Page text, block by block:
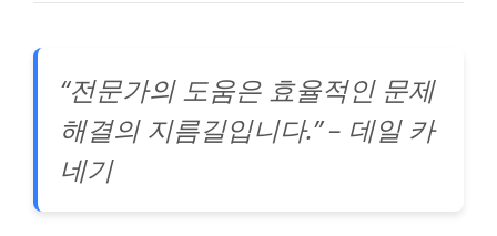
“전문가의 도움은 효율적인 문제
해결의 지름길입니다.” – 데일 카
네기